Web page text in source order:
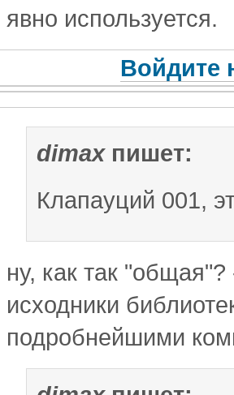
явно используется.
Войдите
dimaxпишет:
Клапауций 001,
ну, как так
исходники
подробнейшими